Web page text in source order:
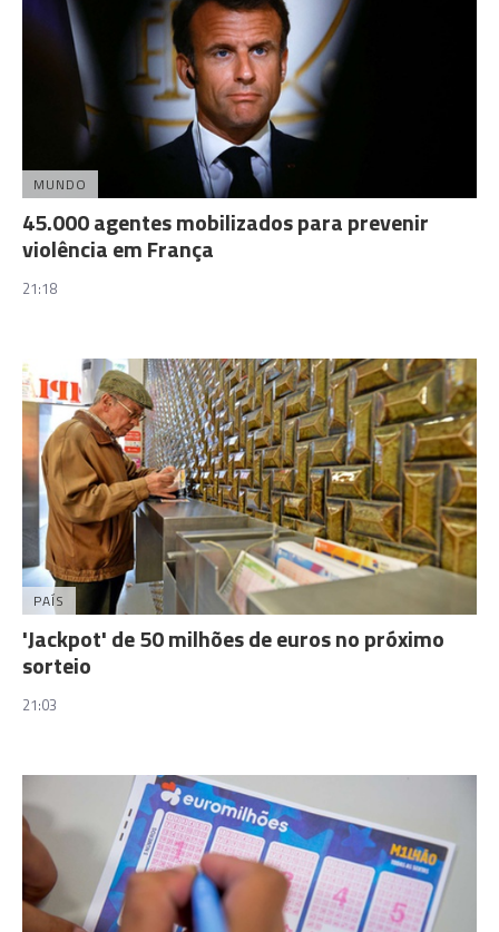
MUNDO
45.000 agentes mobilizados para prevenir
violência em França
21:18
PAÍS
'Jackpot' de 50 milhões de euros no próximo
sorteio
21:03